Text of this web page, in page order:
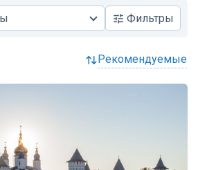
Фильтры
рекомендуемые